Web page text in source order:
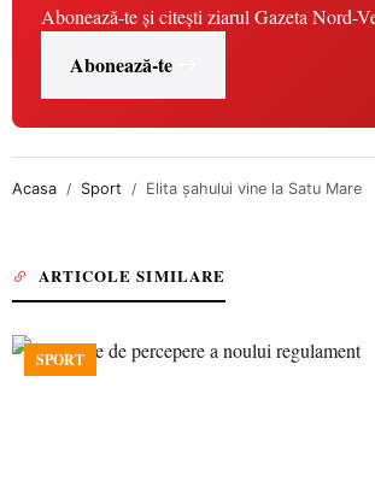
Abonează-te și citești ziarul Gazeta Nord-
Abonează-te
Acasa Sport Elita șahului vine la Satu Mare
ARTICOLE SIMILARE
SPORT